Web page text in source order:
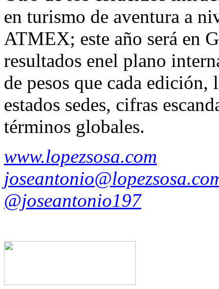
en turismo de aventura a
ATMEX; este año será en
resultados enel plano
de pesos que cada
estados sedes, cifras
términos globales.
www.lopezsosa.com
@joseantonio197